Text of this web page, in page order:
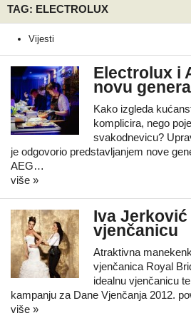
TAG: ELECTROLUX
Vijesti
Electrolux i
novu
Kako izgleda
komplicira, nego
svakodnevicu?
je odgovorio predstavljanjem nove
AEG…
više »
Iva
vjenčanicu
Atraktivna
vjenčanica Royal
idealnu vjenčanicu
kampanju za Dane Vjenčanja 2012.
više »